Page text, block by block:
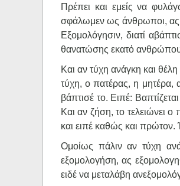
Πρέπει και εμείς να
σφάλωμεν ως άνθρωποι, ας
Εξομολόγησιν, διατί
θανατώσης εκατό
Και αν τύχη ανάγκη και
τύχη, ο πατέρας, η μητέρα,
βάπτισέ το. Ειπέ:
Και αν ζήση, το τελειώνει ο
και ειπέ καθώς και πρώτον.
Ομοίως πάλιν αν τύχη
εξομολογήση, ας
ειδέ να μεταλάβη